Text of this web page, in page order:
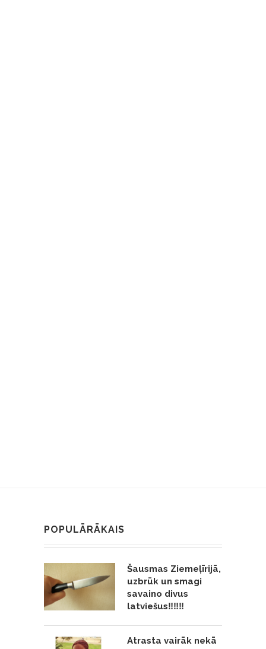
POPULĀRĀKAIS
Šausmas Ziemeļīrijā,
uzbrūk un smagi
savaino divus
latviešus‼️‼️‼️
Atrasta vairāk nekā